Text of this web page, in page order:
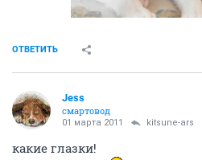
ОТВЕТИТЬ
Jess
смартовод
01 марта 2011 kitsune-ars
какие глазки!